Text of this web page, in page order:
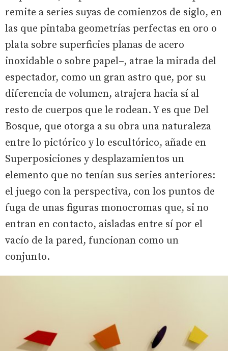
remite a series suyas de comienzos de siglo, en
las que pintaba geometrías perfectas en oro o
plata sobre superficies planas de acero
inoxidable o sobre papel–, atrae la mirada del
espectador, como un gran astro que, por su
diferencia de volumen, atrajera hacia sí al
resto de cuerpos que le rodean. Y es que Del
Bosque, que otorga a su obra una naturaleza
entre lo pictórico y lo escultórico, añade en
Superposiciones y desplazamientos un
elemento que no tenían sus series anteriores:
el juego con la perspectiva, con los puntos de
fuga de unas figuras monocromas que, si no
entran en contacto, aisladas entre sí por el
vacío de la pared, funcionan como un
conjunto.